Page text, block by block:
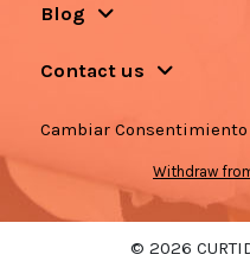
Blog
Contact us
Cambiar Consentimiento
Withdraw
© 2026